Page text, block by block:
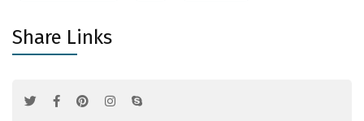
Share Links